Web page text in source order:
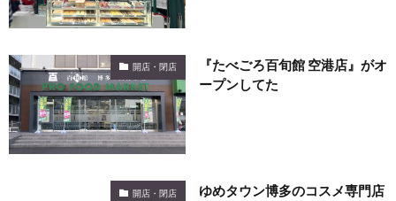
開店・閉店
『たべごろ百旬館 空港店』がオ
ープンしてた
開店・閉店
ゆめタウン博多のコスメ専門店